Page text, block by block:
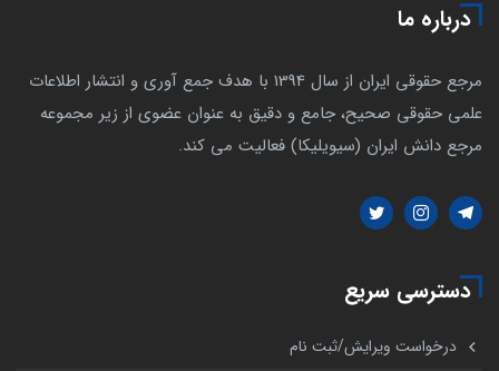
درباره ما
مرجع حقوقی ایران از سال 1394 با هدف جمع آوری و انتشار اطلاعات
علمی حقوقی صحیح، جامع و دقیق به عنوان عضوی از زیر مجموعه
مرجع دانش ایران (سیویلیکا) فعالیت می کند.
دسترسی سریع
درخواست ویرایش/ثبت نام